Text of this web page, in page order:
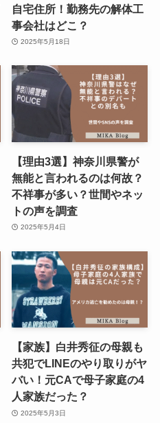
自宅住所！勤務先の解体工
事会社はどこ？
2025年5月18日
【理由3選】神奈川県警が
無能と言われるのは何故？
不祥事が多い？世間やネッ
トの声を調査
2025年5月4日
【家族】白井秀征の母親も
共犯でLINEのやり取りがヤ
バい！元CAで母子家庭の4
人家族だった？
2025年5月3日